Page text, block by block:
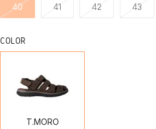
40 41 42 43
COLOR
T.MORO